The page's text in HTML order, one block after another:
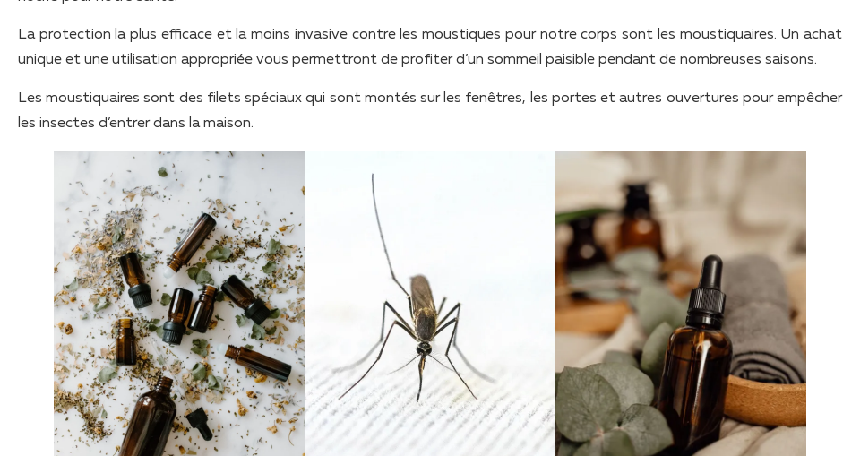
La protection la plus efficace et la moins invasive contre les moustiques pour notre corps sont les moustiquaires. Un achat
unique et une utilisation appropriée vous permettront de profiter d’un sommeil paisible pendant de nombreuses saisons.
Les moustiquaires sont des filets spéciaux qui sont montés sur les fenêtres, les portes et autres ouvertures pour empêcher
les insectes d’entrer dans la maison.